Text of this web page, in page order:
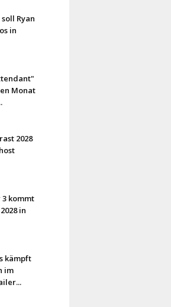
Ryan
in
Monat
2028
3 kommt
in
kämpft
im